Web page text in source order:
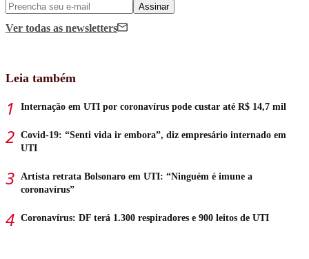
Assinar
Ver todas as newsletters
Leia também
Internação em UTI por coronavírus pode custar até R$ 14,7 mil
Covid-19: “Senti vida ir embora”, diz empresário internado em
UTI
Artista retrata Bolsonaro em UTI: “Ninguém é imune a
coronavírus”
Coronavírus: DF terá 1.300 respiradores e 900 leitos de UTI